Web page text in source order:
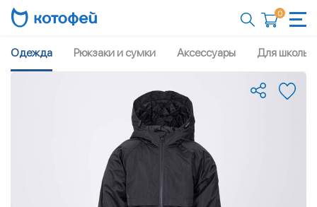
0
Одежда Рюкзаки и сумки Аксессуары Для школы